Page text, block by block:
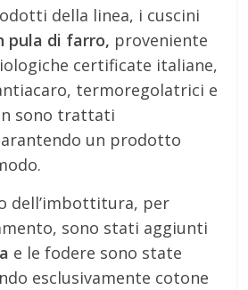
della linea, i cuscini
pula di farro, proveniente
certificate italiane,
termoregolatrici e
sono trattati
un prodotto
dell’imbottitura, per
sono stati aggiunti
e le fodere sono state
esclusivamente cotone